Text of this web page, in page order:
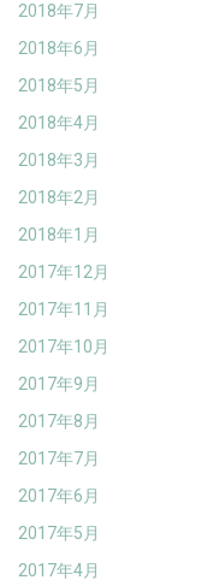
2018年7月
2018年6月
2018年5月
2018年4月
2018年3月
2018年2月
2018年1月
2017年12月
2017年11月
2017年10月
2017年9月
2017年8月
2017年7月
2017年6月
2017年5月
2017年4月